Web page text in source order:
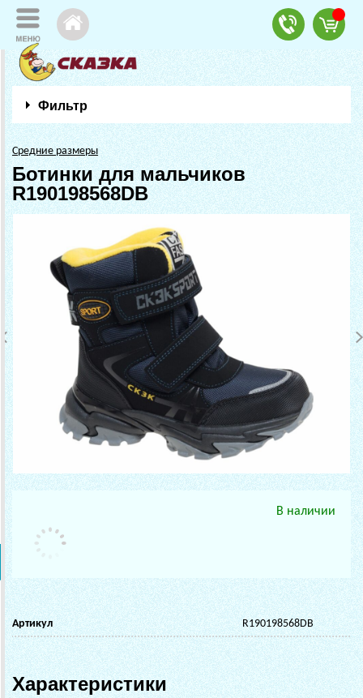
Фильтр
Средние размеры
Ботинки для мальчиков
R190198568DB
В наличии
Артикул R190198568DB
Характеристики